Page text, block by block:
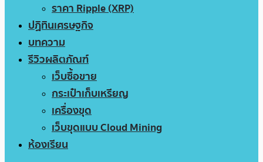
ราคา Ripple (XRP)
ปฏิทินเศรษฐกิจ
บทความ
รีวิวผลิตภัณฑ์
เว็บซื้อขาย
กระเป๋าเก็บเหรียญ
เครื่องขุด
เว็บขุดแบบ Cloud Mining
ห้องเรียน